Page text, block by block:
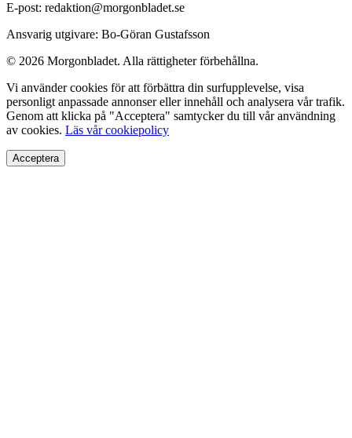
E-post: redaktion@morgonbladet.se
Ansvarig utgivare: Bo-Göran Gustafsson
© 2026 Morgonbladet. Alla rättigheter förbehållna.
Vi använder cookies för att förbättra din surfupplevelse, visa
personligt anpassade annonser eller innehåll och analysera vår trafik.
Genom att klicka på "Acceptera" samtycker du till vår användning
av cookies. Läs vår cookiepolicy
Acceptera